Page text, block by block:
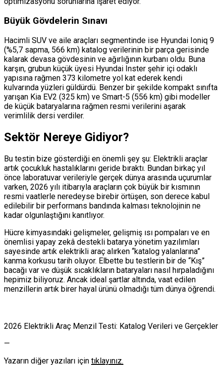
Büyük Gövdelerin Sınavı
Hacimli SUV ve aile araçları segmentinde ise Hyundai Ioniq 9
(%5,7 sapma, 566 km) katalog verilerinin bir parça gerisinde
kalarak devasa gövdesinin ve ağırlığının kurbanı oldu. Buna
karşın, grubun küçük üyesi Hyundai Inster şehir içi odaklı
yapısına rağmen 373 kilometre yol kat ederek kendi
kulvarında yüzleri güldürdü. Benzer bir şekilde kompakt sınıfta
yarışan Kia EV2 (325 km) ve Smart-5 (556 km) gibi modeller
de küçük bataryalarına rağmen resmi verilerini aşarak
verimlilik dersi verdiler.
Sektör Nereye Gidiyor?
Bu testin bize gösterdiği en önemli şey şu: Elektrikli araçlar
artık çocukluk hastalıklarını geride bıraktı. Bundan birkaç yıl
önce laboratuvar verileriyle gerçek dünya arasında uçurumlar
varken, 2026 yılı itibarıyla araçların çok büyük bir kısmının
resmi vaatlerle neredeyse birebir örtüşen, son derece kabul
edilebilir bir performans bandında kalması teknolojinin ne
kadar olgunlaştığını kanıtlıyor.
Hücre kimyasındaki gelişmeler, gelişmiş ısı pompaları ve en
önemlisi yapay zekâ destekli batarya yönetim yazılımları
sayesinde artık elektrikli araç alırken “katalog yalanlarına”
kanma korkusu tarih oluyor. Elbette bu testlerin bir de “Kış”
bacağı var ve düşük sıcaklıkların bataryaları nasıl hırpaladığını
hepimiz biliyoruz. Ancak ideal şartlar altında, vaat edilen
menzillerin artık birer hayal ürünü olmadığı tüm dünya öğrendi.
2026 Elektrikli Araç Menzil Testi: Katalog Verileri ve Gerçekler
—
Yazarın diğer yazıları için tıklayınız.